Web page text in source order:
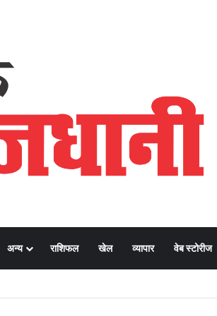
अन्य राशिफल खेल व्यापार वेब स्टोरीज